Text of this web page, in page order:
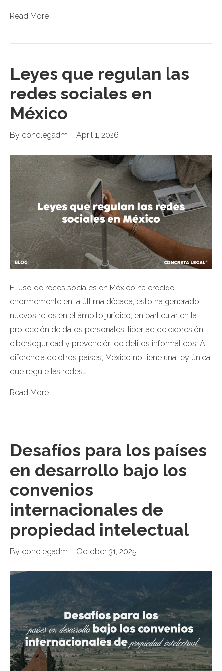
Read More
Leyes que regulan las
redes sociales en
México
By conclegadm April 1, 2026
El uso de redes sociales en México ha crecido
enormemente en la última década, esto ha generado
nuevos retos en el ámbito jurídico, en particular en la
protección de datos personales, libertad de expresión,
ciberseguridad y prevención de delitos informáticos. A
diferencia de otros países, México no tiene una ley única
que regule las redes…
Read More
Desafíos para los países
en desarrollo bajo los
convenios
internacionales de
propiedad intelectual
By conclegadm October 31, 2025